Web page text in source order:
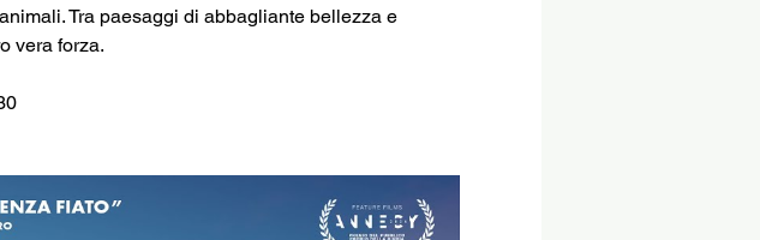
Tra paesaggi di abbagliante bellezza e
vera forza.